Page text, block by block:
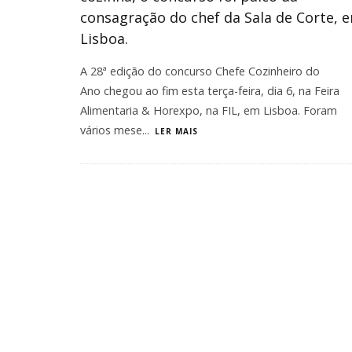
consagração do chef da Sala de Corte,
Lisboa.
A 28ª edição do concurso Chefe Cozinheiro do
Ano chegou ao fim esta terça-feira, dia 6, na Feira
Alimentaria & Horexpo, na FIL, em Lisboa. Foram
vários mese... LER MAIS